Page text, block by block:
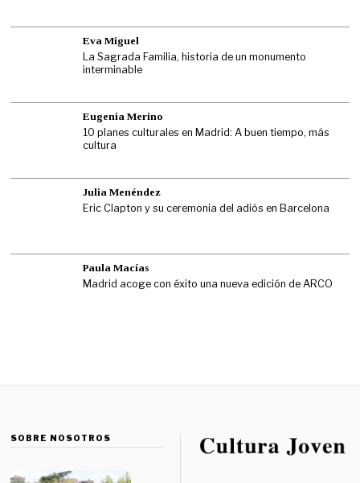
Eva Miguel
La Sagrada Familia, historia de un monumento
interminable
Eugenia Merino
10 planes culturales en Madrid: A buen tiempo, más
cultura
Julia Menéndez
Eric Clapton y su ceremonia del adiós en Barcelona
Paula Macías
Madrid acoge con éxito una nueva edición de ARCO
SOBRE NOSOTROS